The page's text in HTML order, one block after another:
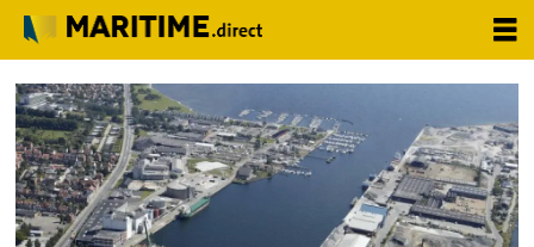
Tag:
euro-
steel